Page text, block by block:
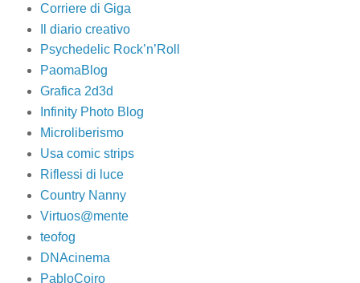
Corriere di Giga
Il diario creativo
Psychedelic Rock’n’Roll
PaomaBlog
Grafica 2d3d
Infinity Photo Blog
Microliberismo
Usa comic strips
Riflessi di luce
Country Nanny
Virtuos@mente
teofog
DNAcinema
PabloCoiro